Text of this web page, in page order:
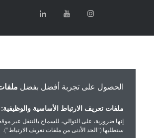
الحصول على تجربة أفضل بفضلملفات
ملفات تعريف الارتباط الأساسية والوظيفية:
إنها ضرورية، على التوالي، للسماح بالتنقل عبر موقعنا
ستطلبها ("الحد الأدنى من ملفات تعريف الارتباط").